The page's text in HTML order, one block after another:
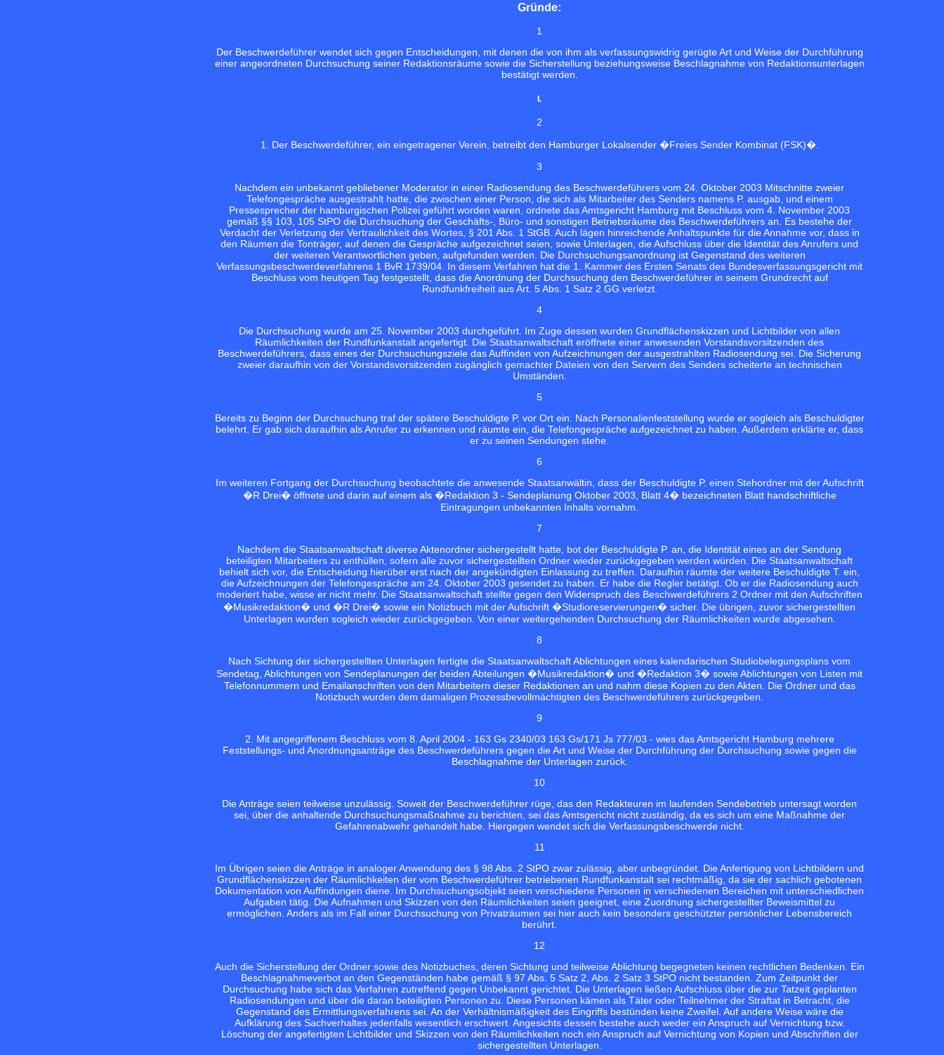
Gründe:
1
Der Beschwerdeführer wendet sich gegen Entscheidungen, mit denen die von ihm als verfassungswidrig gerügte Art und Weise der Durchführung
einer angeordneten Durchsuchung seiner Redaktionsräume sowie die Sicherstellung beziehungsweise Beschlagnahme von Redaktionsunterlagen
bestätigt werden.
I.
2
1. Der Beschwerdeführer, ein eingetragener Verein, betreibt den Hamburger Lokalsender �Freies Sender Kombinat (FSK)�.
3
Nachdem ein unbekannt gebliebener Moderator in einer Radiosendung des Beschwerdeführers vom 24. Oktober 2003 Mitschnitte zweier
Telefongespräche ausgestrahlt hatte, die zwischen einer Person, die sich als Mitarbeiter des Senders namens P. ausgab, und einem
Pressesprecher der hamburgischen Polizei geführt worden waren, ordnete das Amtsgericht Hamburg mit Beschluss vom 4. November 2003
gemäß §§ 103, 105 StPO die Durchsuchung der Geschäfts-, Büro- und sonstigen Betriebsräume des Beschwerdeführers an. Es bestehe der
Verdacht der Verletzung der Vertraulichkeit des Wortes, § 201 Abs. 1 StGB. Auch lägen hinreichende Anhaltspunkte für die Annahme vor, dass in
den Räumen die Tonträger, auf denen die Gespräche aufgezeichnet seien, sowie Unterlagen, die Aufschluss über die Identität des Anrufers und
der weiteren Verantwortlichen geben, aufgefunden werden. Die Durchsuchungsanordnung ist Gegenstand des weiteren
Verfassungsbeschwerdeverfahrens 1 BvR 1739/04. In diesem Verfahren hat die 1. Kammer des Ersten Senats des Bundesverfassungsgericht mit
Beschluss vom heutigen Tag festgestellt, dass die Anordnung der Durchsuchung den Beschwerdeführer in seinem Grundrecht auf
Rundfunkfreiheit aus Art. 5 Abs. 1 Satz 2 GG verletzt.
4
Die Durchsuchung wurde am 25. November 2003 durchgeführt. Im Zuge dessen wurden Grundflächenskizzen und Lichtbilder von allen
Räumlichkeiten der Rundfunkanstalt angefertigt. Die Staatsanwaltschaft eröffnete einer anwesenden Vorstandsvorsitzenden des
Beschwerdeführers, dass eines der Durchsuchungsziele das Auffinden von Aufzeichnungen der ausgestrahlten Radiosendung sei. Die Sicherung
zweier daraufhin von der Vorstandsvorsitzenden zugänglich gemachter Dateien von den Servern des Senders scheiterte an technischen
Umständen.
5
Bereits zu Beginn der Durchsuchung traf der spätere Beschuldigte P. vor Ort ein. Nach Personalienfeststellung wurde er sogleich als Beschuldigter
belehrt. Er gab sich daraufhin als Anrufer zu erkennen und räumte ein, die Telefongespräche aufgezeichnet zu haben. Außerdem erklärte er, dass
er zu seinen Sendungen stehe.
6
Im weiteren Fortgang der Durchsuchung beobachtete die anwesende Staatsanwältin, dass der Beschuldigte P. einen Stehordner mit der Aufschrift
�R Drei� öffnete und darin auf einem als �Redaktion 3 - Sendeplanung Oktober 2003, Blatt 4� bezeichneten Blatt handschriftliche
Eintragungen unbekannten Inhalts vornahm.
7
Nachdem die Staatsanwaltschaft diverse Aktenordner sichergestellt hatte, bot der Beschuldigte P. an, die Identität eines an der Sendung
beteiligten Mitarbeiters zu enthüllen, sofern alle zuvor sichergestellten Ordner wieder zurückgegeben werden würden. Die Staatsanwaltschaft
behielt sich vor, die Entscheidung hierüber erst nach der angekündigten Einlassung zu treffen. Daraufhin räumte der weitere Beschuldigte T. ein,
die Aufzeichnungen der Telefongespräche am 24. Oktober 2003 gesendet zu haben. Er habe die Regler betätigt. Ob er die Radiosendung auch
moderiert habe, wisse er nicht mehr. Die Staatsanwaltschaft stellte gegen den Widerspruch des Beschwerdeführers 2 Ordner mit den Aufschriften
�Musikredaktion� und �R Drei� sowie ein Notizbuch mit der Aufschrift �Studioreservierungen� sicher. Die übrigen, zuvor sichergestellten
Unterlagen wurden sogleich wieder zurückgegeben. Von einer weitergehenden Durchsuchung der Räumlichkeiten wurde abgesehen.
8
Nach Sichtung der sichergestellten Unterlagen fertigte die Staatsanwaltschaft Ablichtungen eines kalendarischen Studiobelegungsplans vom
Sendetag, Ablichtungen von Sendeplanungen der beiden Abteilungen �Musikredaktion� und �Redaktion 3� sowie Ablichtungen von Listen mit
Telefonnummern und Emailanschriften von den Mitarbeitern dieser Redaktionen an und nahm diese Kopien zu den Akten. Die Ordner und das
Notizbuch wurden dem damaligen Prozessbevollmächtigten des Beschwerdeführers zurückgegeben.
9
2. Mit angegriffenem Beschluss vom 8. April 2004 - 163 Gs 2340/03 163 Gs/171 Js 777/03 - wies das Amtsgericht Hamburg mehrere
Feststellungs- und Anordnungsanträge des Beschwerdeführers gegen die Art und Weise der Durchführung der Durchsuchung sowie gegen die
Beschlagnahme der Unterlagen zurück.
10
Die Anträge seien teilweise unzulässig. Soweit der Beschwerdeführer rüge, das den Redakteuren im laufenden Sendebetrieb untersagt worden
sei, über die anhaltende Durchsuchungsmaßnahme zu berichten, sei das Amtsgericht nicht zuständig, da es sich um eine Maßnahme der
Gefahrenabwehr gehandelt habe. Hiergegen wendet sich die Verfassungsbeschwerde nicht.
11
Im Übrigen seien die Anträge in analoger Anwendung des § 98 Abs. 2 StPO zwar zulässig, aber unbegründet. Die Anfertigung von Lichtbildern und
Grundflächenskizzen der Räumlichkeiten der vom Beschwerdeführer betriebenen Rundfunkanstalt sei rechtmäßig, da sie der sachlich gebotenen
Dokumentation von Auffindungen diene. Im Durchsuchungsobjekt seien verschiedene Personen in verschiedenen Bereichen mit unterschiedlichen
Aufgaben tätig. Die Aufnahmen und Skizzen von den Räumlichkeiten seien geeignet, eine Zuordnung sichergestellter Beweismittel zu
ermöglichen. Anders als im Fall einer Durchsuchung von Privaträumen sei hier auch kein besonders geschützter persönlicher Lebensbereich
berührt.
12
Auch die Sicherstellung der Ordner sowie des Notizbuches, deren Sichtung und teilweise Ablichtung begegneten keinen rechtlichen Bedenken. Ein
Beschlagnahmeverbot an den Gegenständen habe gemäß § 97 Abs. 5 Satz 2, Abs. 2 Satz 3 StPO nicht bestanden. Zum Zeitpunkt der
Durchsuchung habe sich das Verfahren zutreffend gegen Unbekannt gerichtet. Die Unterlagen ließen Aufschluss über die zur Tatzeit geplanten
Radiosendungen und über die daran beteiligten Personen zu. Diese Personen kämen als Täter oder Teilnehmer der Straftat in Betracht, die
Gegenstand des Ermittlungsverfahrens sei. An der Verhältnismäßigkeit des Eingriffs bestünden keine Zweifel. Auf andere Weise wäre die
Aufklärung des Sachverhaltes jedenfalls wesentlich erschwert. Angesichts dessen bestehe auch weder ein Anspruch auf Vernichtung bzw.
Löschung der angefertigten Lichtbilder und Skizzen von den Räumlichkeiten noch ein Anspruch auf Vernichtung von Kopien und Abschriften der
sichergestellten Unterlagen.